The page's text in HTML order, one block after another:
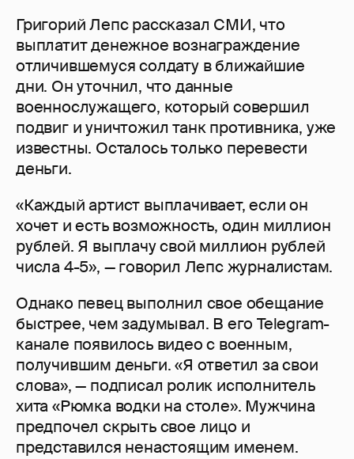
Григорий Лепс рассказал СМИ, что
выплатит денежное вознаграждение
отличившемуся солдату в ближайшие
дни. Он уточнил, что данные
военнослужащего, который совершил
подвиг и уничтожил танк противника, уже
известны. Осталось только перевести
деньги.
«Каждый артист выплачивает, если он
хочет и есть возможность, один миллион
рублей. Я выплачу свой миллион рублей
числа 4-5», — говорил Лепс журналистам.
Однако певец выполнил свое обещание
быстрее, чем задумывал. В его Telegram-
канале появилось видео с военным,
получившим деньги. «Я ответил за свои
слова», — подписал ролик исполнитель
хита «Рюмка водки на столе». Мужчина
предпочел скрыть свое лицо и
представился ненастоящим именем.